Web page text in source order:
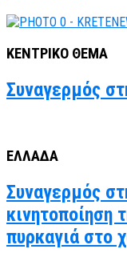
ΚΕΝΤΡΙΚΟ ΘΕΜΑ
Συναγερμός
ΕΛΛΑΔΑ
Συναγερμός
κινητοποίηση
πυρκαγιά στο